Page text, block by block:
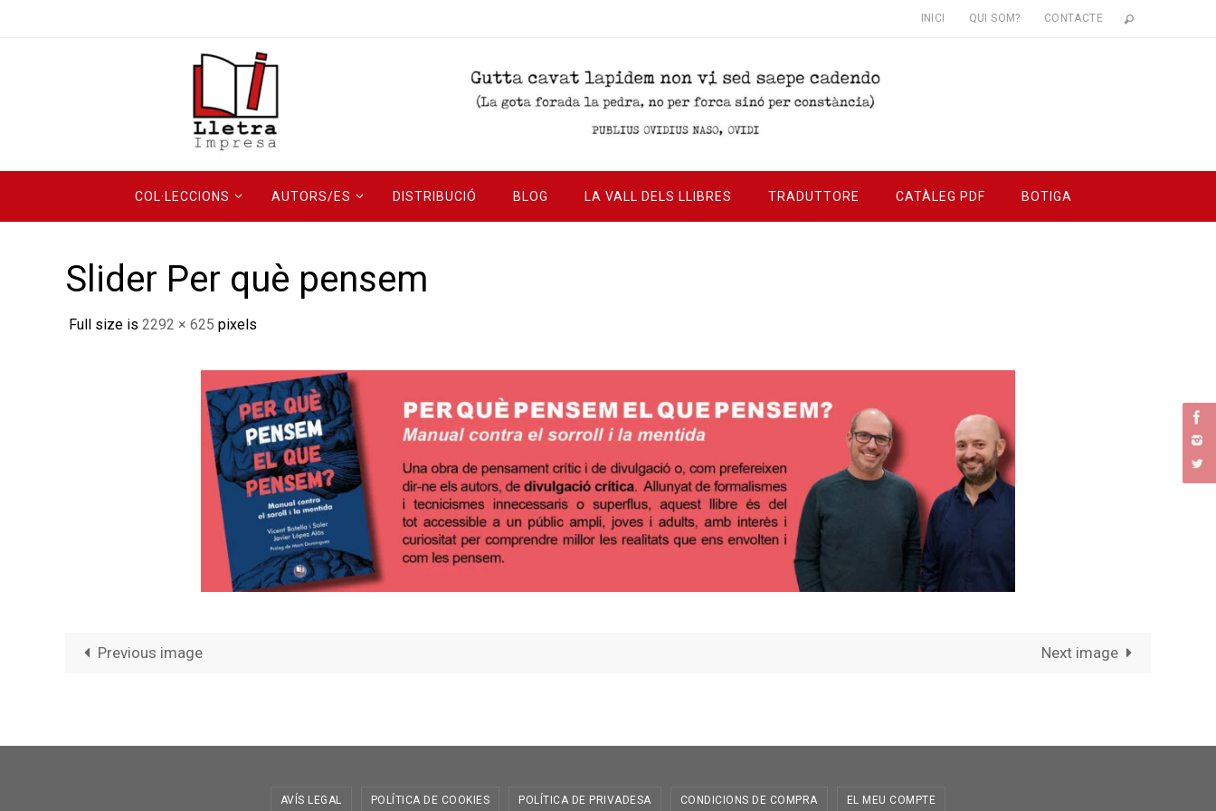
INICI QUI SOM? CONTACTE
COL·LECCIONS AUTORS/ES DISTRIBUCIÓ BLOG LA VALL DELS LLIBRES TRADUTTORE CATÀLEG PDF BOTIGA
Slider Per què pensem
Full size is 2292 × 625 pixels
Previous image Next image
AVÍS LEGAL POLÍTICA DE COOKIES POLÍTICA DE PRIVADESA CONDICIONS DE COMPRA EL MEU COMPTE